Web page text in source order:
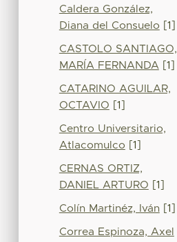
Caldera González,
Diana del Consuelo [1]
CASTOLO SANTIAGO,
MARÍA FERNANDA [1]
CATARINO AGUILAR,
OCTAVIO [1]
Centro Universitario,
Atlacomulco [1]
CERNAS ORTIZ,
DANIEL ARTURO [1]
Colín Martinéz, Iván [1]
Correa Espinoza, Axel